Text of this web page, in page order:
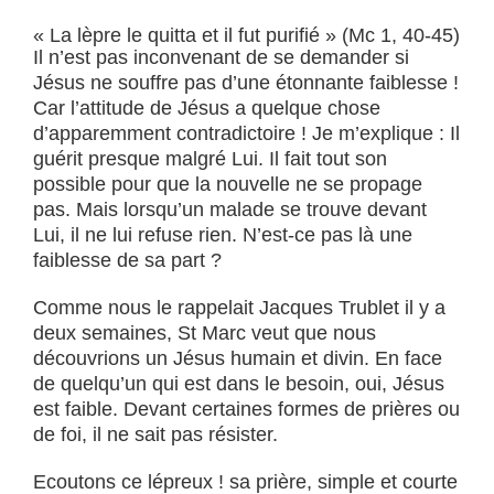
« La lèpre le quitta et il fut purifié » (Mc 1, 40-45)
Il n’est pas inconvenant de se demander si
Jésus ne souffre pas d’une étonnante faiblesse !
Car l’attitude de Jésus a quelque chose
d’apparemment contradictoire ! Je m’explique : Il
guérit presque malgré Lui. Il fait tout son
possible pour que la nouvelle ne se propage
pas. Mais lorsqu’un malade se trouve devant
Lui, il ne lui refuse rien. N’est-ce pas là une
faiblesse de sa part ?
Comme nous le rappelait Jacques Trublet il y a
deux semaines, St Marc veut que nous
découvrions un Jésus humain et divin. En face
de quelqu’un qui est dans le besoin, oui, Jésus
est faible. Devant certaines formes de prières ou
de foi, il ne sait pas résister.
Ecoutons ce lépreux ! sa prière, simple et courte